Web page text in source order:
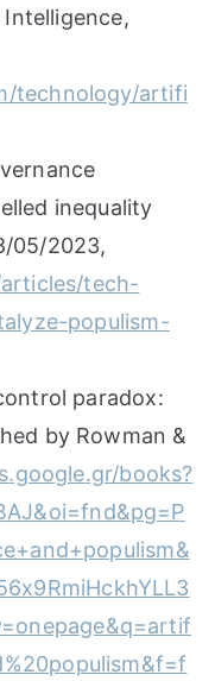
technology/artifi
inequality
05/2023,
tech-
populism-
paradox:
by Rowman &
books?